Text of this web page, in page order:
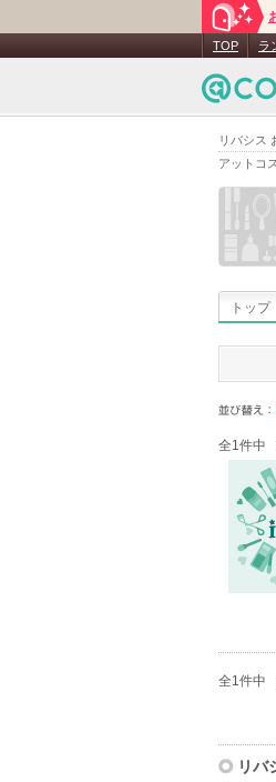
リバシス
アットコ
TOP ラ
トップ
全1件中
全1件中
リバ